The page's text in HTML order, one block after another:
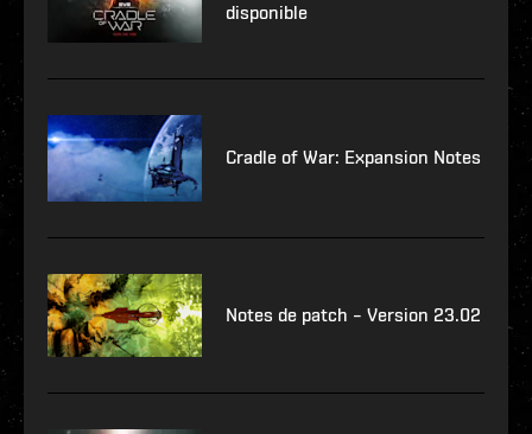
disponible
Cradle of War: Expansion Notes
Notes de patch – Version 23.02